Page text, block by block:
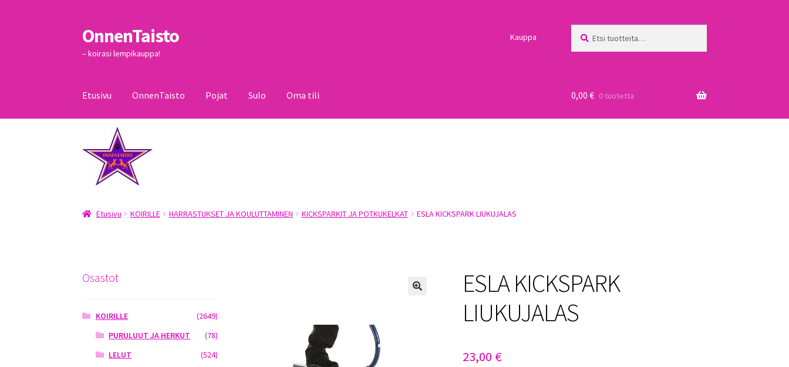
Siirry
navigointiin
Siirry
sisältöön
OnnenTaisto
– koirasi lempikauppa!
Kauppa
Etusivu OnnenTaisto Pojat Sulo Oma tili
Kassa
0,00 € 0 tuotetta
Etusivu KOIRILLE HARRASTUKSET JA KOULUTTAMINEN KICKSPARKIT JA POTKUKELKAT ESLA KICKSPARK LIUKUJALAS
ESLA KICKSPARK
LIUKUJALAS
23,00 €
Osastot
KOIRILLE
(2649)
PURULUUT JA HERKUT
(78)
LELUT
(524)